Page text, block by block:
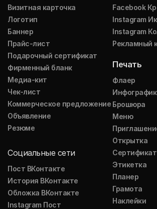
Визитная карточка
Логотип
Баннер
Прайс-лист
Подарочный сертификат
Фирменный бланк
Медиа-кит
Чек-лист
Коммерческое предложение
Объявление
Резюме
Социальные сети
Пост ВКонтакте
История ВКонтакте
Обложка ВКонтакте
Instagram Пост
Facebook
Instagram
Instagram
Рекламный
Печать
Флаер
Брошюра
Меню
Открытка
Сертификат
Этикетка
Планер
Грамота
Наклейки